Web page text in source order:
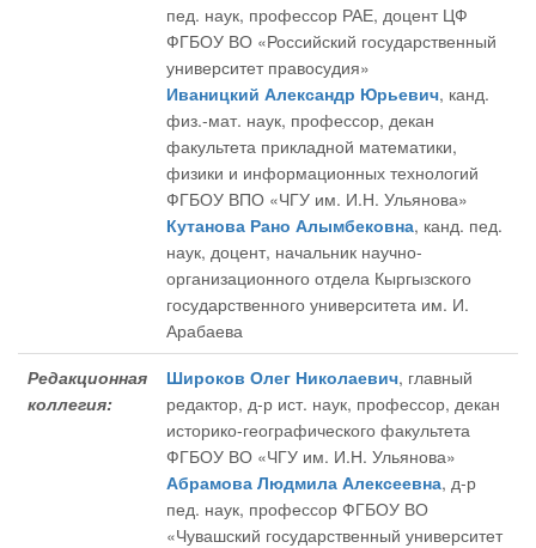
пед. наук, профессор РАЕ, доцент ЦФ
ФГБОУ ВО «Российский государственный
университет правосудия»
Иваницкий Александр Юрьевич, канд.
физ.-мат. наук, профессор, декан
факультета прикладной математики,
физики и информационных технологий
ФГБОУ ВПО «ЧГУ им. И.Н. Ульянова»
Кутанова Рано Алымбековна, канд. пед.
наук, доцент, начальник научно-
организационного отдела Кыргызского
государственного университета им. И.
Арабаева
Редакционная
коллегия:
Широков Олег Николаевич, главный
редактор, д-р ист. наук, профессор, декан
историко-географического факультета
ФГБОУ ВО «ЧГУ им. И.Н. Ульянова»
Абрамова Людмила Алексеевна, д-р
пед. наук, профессор ФГБОУ ВО
«Чувашский государственный университет